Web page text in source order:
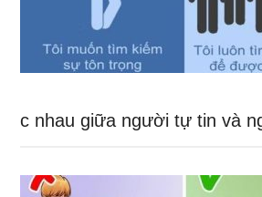
c nhau giữa người tự tin và